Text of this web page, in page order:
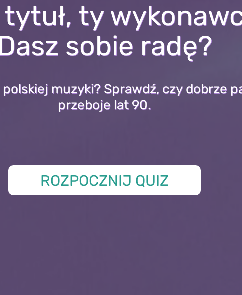
ty
sobie radę?
muzyki? Sprawdź, czy dobrze
przeboje lat 90.
ROZPOCZNIJ QUIZ